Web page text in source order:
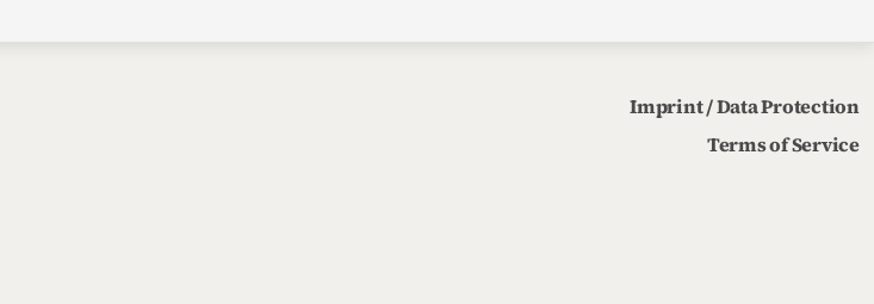
Imprint / Data Protection
Terms of Service